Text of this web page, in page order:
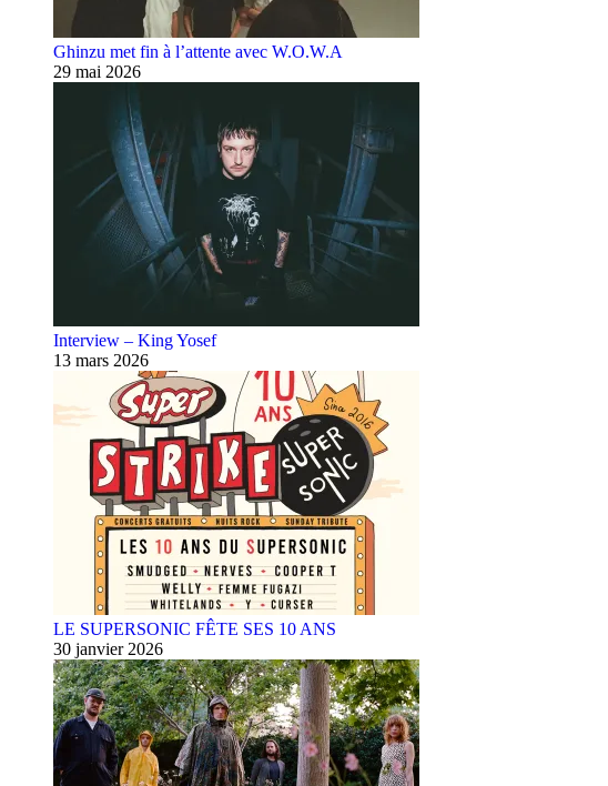
Ghinzu met fin à l’attente avec W.O.W.A
29 mai 2026
Interview – King Yosef
13 mars 2026
LE SUPERSONIC FÊTE SES 10 ANS
30 janvier 2026